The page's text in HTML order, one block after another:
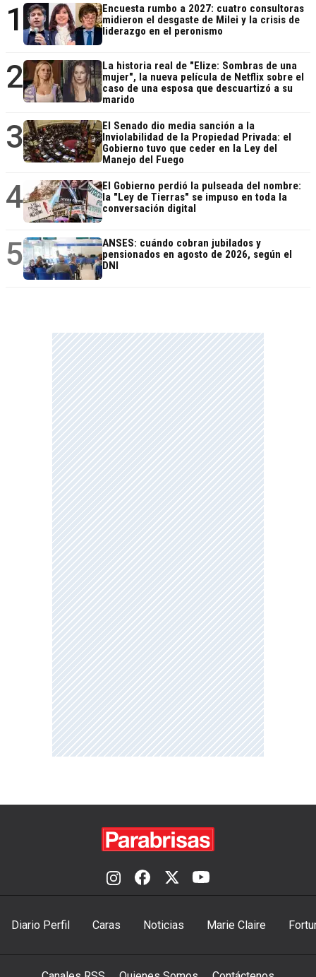
1
Encuesta rumbo a 2027: cuatro consultoras
midieron el desgaste de Milei y la crisis de
liderazgo en el peronismo
2
La historia real de "Elize: Sombras de una
mujer", la nueva película de Netflix sobre el
caso de una esposa que descuartizó a su
marido
3
El Senado dio media sanción a la
Inviolabilidad de la Propiedad Privada: el
Gobierno tuvo que ceder en la Ley del
Manejo del Fuego
4
El Gobierno perdió la pulseada del nombre:
la "Ley de Tierras" se impuso en toda la
conversación digital
5
ANSES: cuándo cobran jubilados y
pensionados en agosto de 2026, según el
DNI
Diario Perfil Caras Noticias Marie Claire